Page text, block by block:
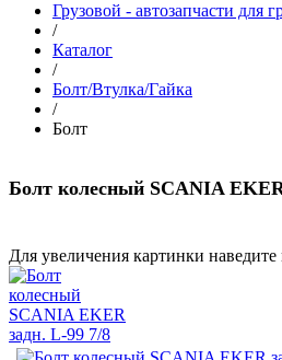
Грузовой - автозапчасти для
/
Каталог
/
Болт/Втулка/Гайка
/
Болт
Болт колесный SCANIA
Для увеличения картинки